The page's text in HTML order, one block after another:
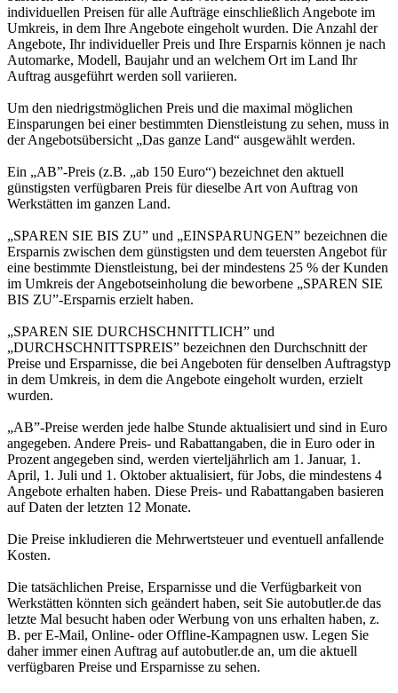
individuellen Preisen für alle Aufträge einschließlich Angebote im
Umkreis, in dem Ihre Angebote eingeholt wurden. Die Anzahl der
Angebote, Ihr individueller Preis und Ihre Ersparnis können je nach
Automarke, Modell, Baujahr und an welchem Ort im Land Ihr
Auftrag ausgeführt werden soll variieren.
Um den niedrigstmöglichen Preis und die maximal möglichen
Einsparungen bei einer bestimmten Dienstleistung zu sehen, muss in
der Angebotsübersicht „Das ganze Land“ ausgewählt werden.
Ein „AB”-Preis (z.B. „ab 150 Euro“) bezeichnet den aktuell
günstigsten verfügbaren Preis für dieselbe Art von Auftrag von
Werkstätten im ganzen Land.
„SPAREN SIE BIS ZU” und „EINSPARUNGEN” bezeichnen die
Ersparnis zwischen dem günstigsten und dem teuersten Angebot für
eine bestimmte Dienstleistung, bei der mindestens 25 % der Kunden
im Umkreis der Angebotseinholung die beworbene „SPAREN SIE
BIS ZU”-Ersparnis erzielt haben.
„SPAREN SIE DURCHSCHNITTLICH” und
„DURCHSCHNITTSPREIS” bezeichnen den Durchschnitt der
Preise und Ersparnisse, die bei Angeboten für denselben Auftragstyp
in dem Umkreis, in dem die Angebote eingeholt wurden, erzielt
wurden.
„AB”-Preise werden jede halbe Stunde aktualisiert und sind in Euro
angegeben. Andere Preis- und Rabattangaben, die in Euro oder in
Prozent angegeben sind, werden vierteljährlich am 1. Januar, 1.
April, 1. Juli und 1. Oktober aktualisiert, für Jobs, die mindestens 4
Angebote erhalten haben. Diese Preis- und Rabattangaben basieren
auf Daten der letzten 12 Monate.
Die Preise inkludieren die Mehrwertsteuer und eventuell anfallende
Kosten.
Die tatsächlichen Preise, Ersparnisse und die Verfügbarkeit von
Werkstätten könnten sich geändert haben, seit Sie autobutler.de das
letzte Mal besucht haben oder Werbung von uns erhalten haben, z.
B. per E-Mail, Online- oder Offline-Kampagnen usw. Legen Sie
daher immer einen Auftrag auf autobutler.de an, um die aktuell
verfügbaren Preise und Ersparnisse zu sehen.